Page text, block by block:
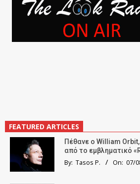
FEATURED ARTICLES
Πέθανε ο William
από το εμβληματικό
By: Tasos P. On: 07/